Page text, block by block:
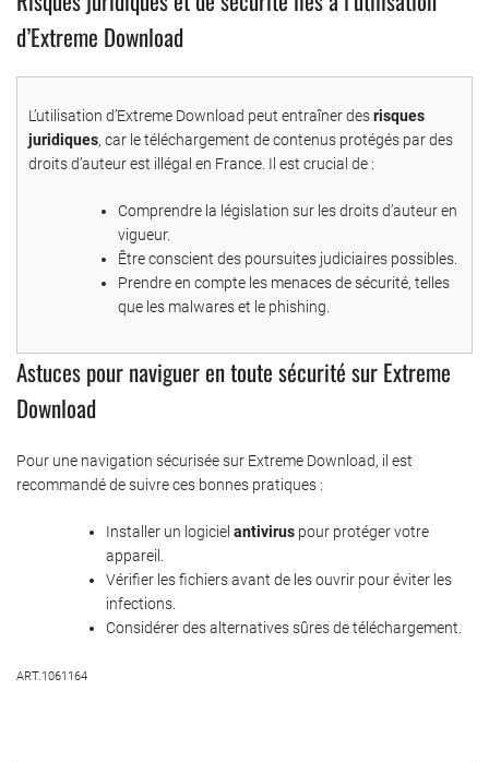
d’Extreme Download
L’utilisation d’Extreme Download peut entraîner desrisques
juridiques, car le téléchargement de contenus protégés par des
droits d’auteur est illégal en France. Il est crucial de :
Comprendre la législation sur les droits d’auteur en
vigueur.
Être conscient des poursuites judiciaires possibles.
Prendre en compte les menaces de sécurité, telles
que les malwares et le phishing.
Astuces pour naviguer en toute sécurité sur Extreme
Download
Pour une navigation sécurisée sur Extreme Download, il est
recommandé de suivre ces bonnes pratiques :
Installer un logiciel antivirus pour protéger votre
appareil.
Vérifier les fichiers avant de les ouvrir pour éviter les
infections.
Considérer des alternatives sûres de téléchargement.
ART.1061164